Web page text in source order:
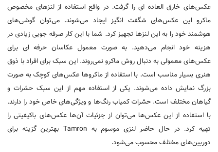
عکس‌های خارق العاده ای را گرفت. در واقع استفاده از لنز‌های مخصوص
ماکرو این عکس‌های شگفت انگیز ایجاد می‌شوند. می‌توان گوشی‌های
هوشمند خود را به این لنز‌ها تجهیز کرد. شما با این کار صرفه جویی زیادی در
هزینه خود انجام می‌دهید. به صورت معمول عکاسان حرفه ای برای
عکس‌های معمولی به دنبال روش ماکرو نمی‌روند. این سبک برای افراد با ذوق
هنری بسیار مناسب است. با استفاده از ماکروها عکس‌های کوچک به صورت
بزرگ نمایش داده می‌شوند. یکی از استفاده مهم از این سبک حشرات و
گیاهان مختلف است. حشرات کمیاب رنگ‌ها و ویژگی‌های خاص خود را دارند.
با استفاده از این عکس‌ها می‌توان از جزئیات آن‌ها عکس‌های باکیفیتی را
تهیه کرد. در حال حاضر لنزی موسوم به Tamron بهترین گزینه برای
دوربین‌های مختلف محسوب می‌شود.